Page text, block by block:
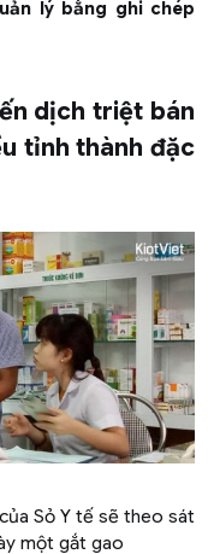
lý bằng ghi chép
dịch triệt bán
tỉnh thành đặc
Sỏ Y tế sẽ theo sát
một gắt gao